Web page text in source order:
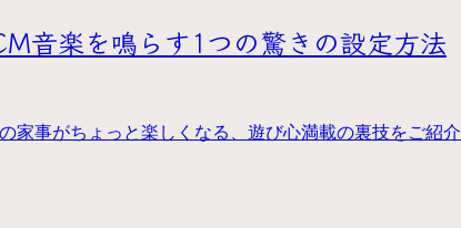
音楽を鳴らす1つの驚きの設定方法
家事がちょっと楽しくなる、遊び心満載の裏技をご紹介